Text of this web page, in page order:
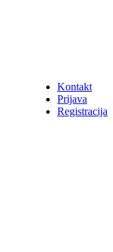
Kontakt
Prijava
Registracija